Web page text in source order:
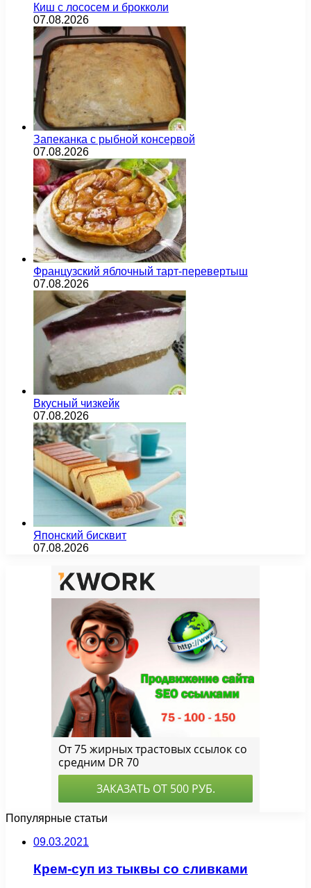
Киш с лососем и брокколи
07.08.2026
Запеканка с рыбной консервой
07.08.2026
Французский яблочный тарт-перевертыш
07.08.2026
Вкусный чизкейк
07.08.2026
Японский бисквит
07.08.2026
Популярные статьи
09.03.2021
Крем-суп из тыквы со сливками